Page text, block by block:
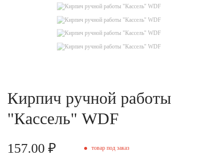
Кирпич ручной работы
"Кассель" WDF
157.00 ₽ товар под заказ